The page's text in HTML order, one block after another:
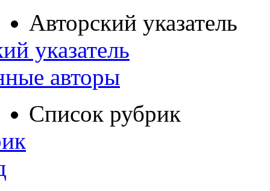
Авторский указатель
указатель
авторы
Список рубрик